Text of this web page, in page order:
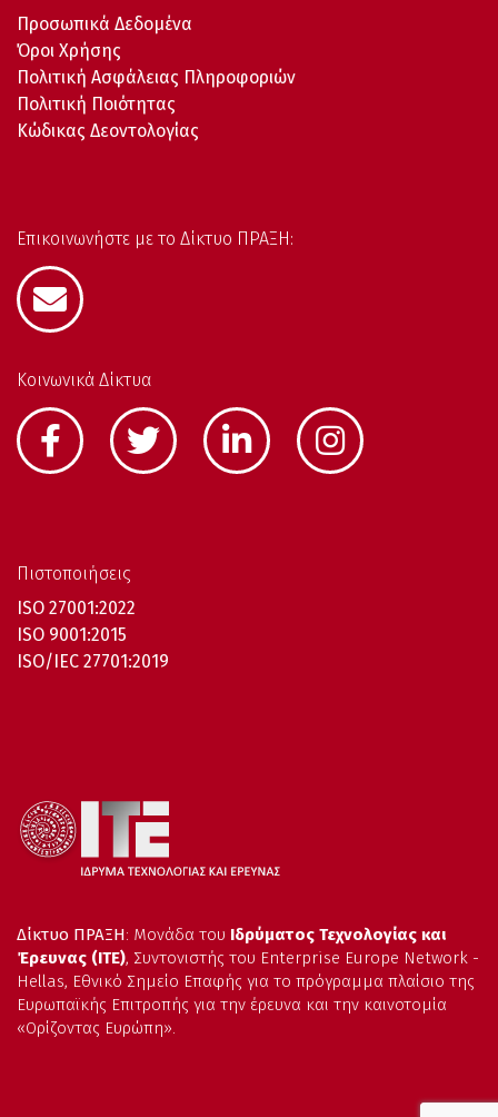
Προσωπικά Δεδομένα
Όροι Χρήσης
Πολιτική Ασφάλειας Πληροφοριών
Πολιτική Ποιότητας
Κώδικας Δεοντολογίας
Επικοινωνήστε με το Δίκτυο ΠΡΑΞΗ:
Κοινωνικά Δίκτυα
Πιστοποιήσεις
ISO 27001:2022
ISO 9001:2015
ISO/IEC 27701:2019
Δίκτυο ΠΡΑΞΗ: Μονάδα του Ιδρύματος Τεχνολογίας και
Έρευνας (ΙΤΕ), Συντονιστής του Enterprise Europe Network -
Hellas, Εθνικό Σημείο Επαφής για το πρόγραμμα πλαίσιο της
Ευρωπαϊκής Επιτροπής για την έρευνα και την καινοτομία
«Ορίζοντας Ευρώπη».